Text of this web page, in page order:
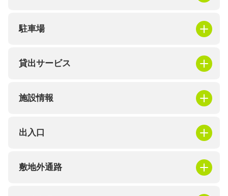
駐車場
貸出サービス
施設情報
出入口
敷地外通路